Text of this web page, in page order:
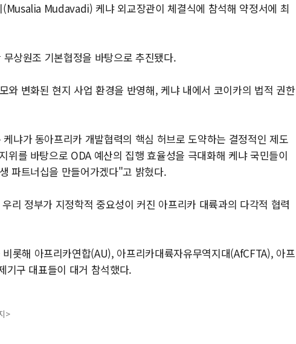
Mudavadi) 케냐 외교장관이 체결식에 참석해 약정서에 최
상원조 기본협정을 바탕으로 추진됐다.
와 변화된 현지 사업 환경을 반영해, 케냐 내에서 코이카의 법적 권한
냐가 동아프리카 개발협력의 핵심 허브로 도약하는 결정적인 제도
를 바탕으로 ODA 예산의 집행 효율성을 극대화해 케냐 국민들이
파트너십을 만들어가겠다"고 밝혔다.
리 정부가 지정학적 중요성이 커진 아프리카 대륙과의 다각적 협력
롯해 아프리카연합(AU), 아프리카대륙자유무역지대(AfCFTA), 아프
기구 대표들이 대거 참석했다.
>